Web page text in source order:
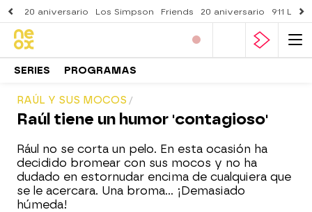
20 aniversario Los Simpson Friends 20 aniversario 911
SERIES PROGRAMAS
RAÚL Y SUS MOCOS
Raúl tiene un humor 'contagioso'
Rául no se corta un pelo. En esta ocasión ha
decidido bromear con sus mocos y no ha
dudado en estornudar encima de cualquiera que
se le acercara. Una broma... ¡Demasiado
húmeda!